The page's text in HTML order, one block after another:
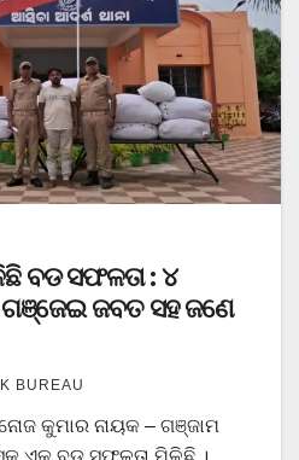
ବଡ ସଫଳତା : ୪
ଜବତ ସହ ଜଣେ
BUREAU
କୁମାର ନାୟକ – ଗଞ୍ଜାମ
ଏକ ବଡ ସଫଳତା ମିଳିଛି ।